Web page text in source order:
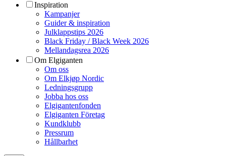
Inspiration
Kampanjer
Guider & inspiration
Julklappstips 2026
Black Friday / Black Week 2026
Mellandagsrea 2026
Om Elgiganten
Om oss
Om Elkjøp Nordic
Ledningsgrupp
Jobba hos oss
Elgigantenfonden
Elgiganten Företag
Kundklubb
Pressrum
Hållbarhet